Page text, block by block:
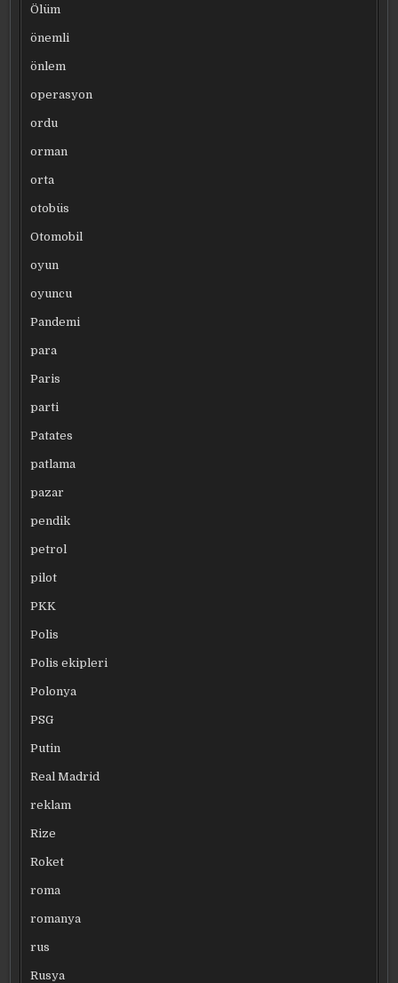
Ölüm
önemli
önlem
operasyon
ordu
orman
orta
otobüs
Otomobil
oyun
oyuncu
Pandemi
para
Paris
parti
Patates
patlama
pazar
pendik
petrol
pilot
PKK
Polis
Polis ekipleri
Polonya
PSG
Putin
Real Madrid
reklam
Rize
Roket
roma
romanya
rus
Rusya